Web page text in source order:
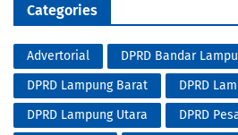
Categories
Advertorial DPRD Bandar
DPRD Lampung Barat
DPRD
DPRD Lampung Utara
DPRD